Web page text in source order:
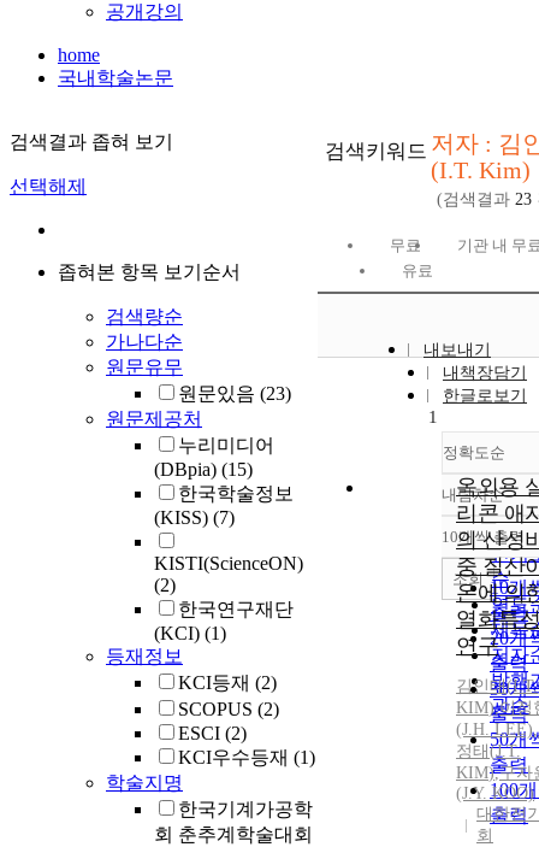
공개강의
home
국내학술논문
검색결과 좁혀 보기
선택해제
좁혀본 항목 보기순서
검색량순
가나다순
원문유무
원문있음 (23)
원문제공처
누리미디어
(DBpia) (15)
한국학술정보
(KISS) (7)
KISTI(ScienceON)
(2)
한국연구재단
(KCI) (1)
등재정보
KCI등재 (2)
SCOPUS (2)
ESCI (2)
KCI우수등재 (1)
학술지명
한국기계가공학
회 춘추계학술대회
검색키워드 저자 : 김
(I.T. Kim)
(검색결과 23
무료
기관 내 무
유료
내보내기
내책장담기
한글로보기
정확도순
정확
순
인기
순
연도
제목
저자
발행
관순
내림차순
내림
10개씩 출력
10개
출력
20개
출력
30개
출력
50개
출력
100
출력
조회
1
옥외용
리콘 애
의 산성
중 질산
온에 의
열화특성
연구
김인태(I.T.
KIM),이정
(J.H. LEE),
정태(J.T.
KIM),구자
(J.Y. KOO)
대한전
회